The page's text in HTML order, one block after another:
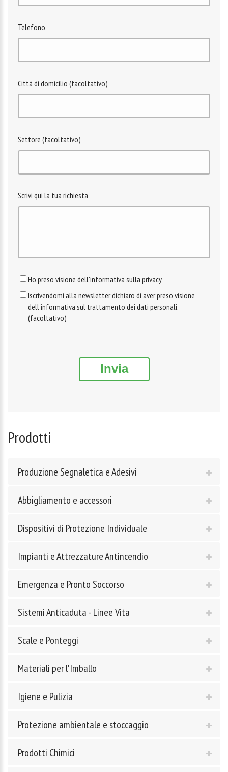
Telefono
Città di domicilio (facoltativo)
Settore (facoltativo)
Scrivi qui la tua richiesta
Ho preso visione dell'informativa sulla privacy
Iscrivendomi alla newsletter dichiaro di aver preso visione
dell'informativa sul trattamento dei dati personali.
(facoltativo)
Invia
Prodotti
Produzione Segnaletica e Adesivi
Abbigliamento e accessori
Dispositivi di Protezione Individuale
Impianti e Attrezzature Antincendio
Emergenza e Pronto Soccorso
Sistemi Anticaduta - Linee Vita
Scale e Ponteggi
Materiali per l'Imballo
Igiene e Pulizia
Protezione ambientale e stoccaggio
Prodotti Chimici